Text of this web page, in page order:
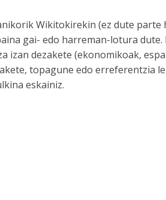
Wikitokirekin (ez dute parte
gai- edo harreman-lotura dute.
izan dezakete (ekonomikoak,
topagune edo erreferentzia
eskainiz.